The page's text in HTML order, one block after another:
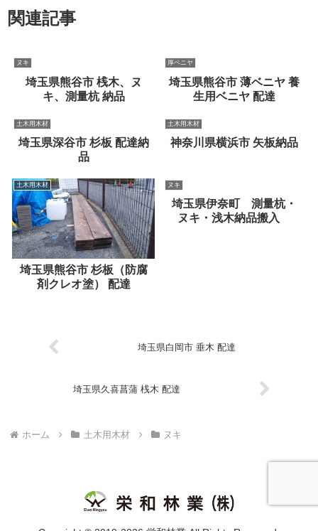
関連記事
ヌキ
埼玉県熊谷市 桟木、ヌ
キ、測量杭 納品
厚ベニヤ
埼玉県熊谷市 薄ベニヤ 養
生用ベニヤ 配達
土木用木材
埼玉県深谷市 杉板 配達納
品
土木用木材
神奈川県横浜市 矢板納品
土木用木材
埼玉県熊谷市 杉板（防腐
剤クレオ塗） 配達
ヌキ
埼玉県伊奈町 測量杭・
ヌキ・浅木納品搬入
埼玉県白岡市 垂木 配達
埼玉県久喜菖蒲 桟木 配達
ホーム 土木用木材 ヌキ